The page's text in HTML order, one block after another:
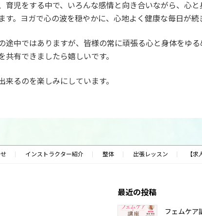
育児をする中で、いろんな感情と向き合いながら、心と
す。ヨガで心の波を穏やかに、心地よく健康な毎日が続
途中ではありますが、皆様の常に頑張る心と身体をゆ
共有できましたら嬉しいです。
来るのを楽しみにしています。
インストラクター紹介 整体 出張レッスン 【
最近の投稿
フェムケア